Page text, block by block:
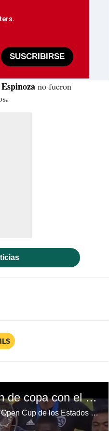
SUSCRIBIRSE
no fueron
.
Roger Espinoza se corona campeón de copa con el Sporting Kansas City
El hondureño Roger Espinoza es campeon de la US Open Cup de los Estados Unidos con el Sporting Kansas City